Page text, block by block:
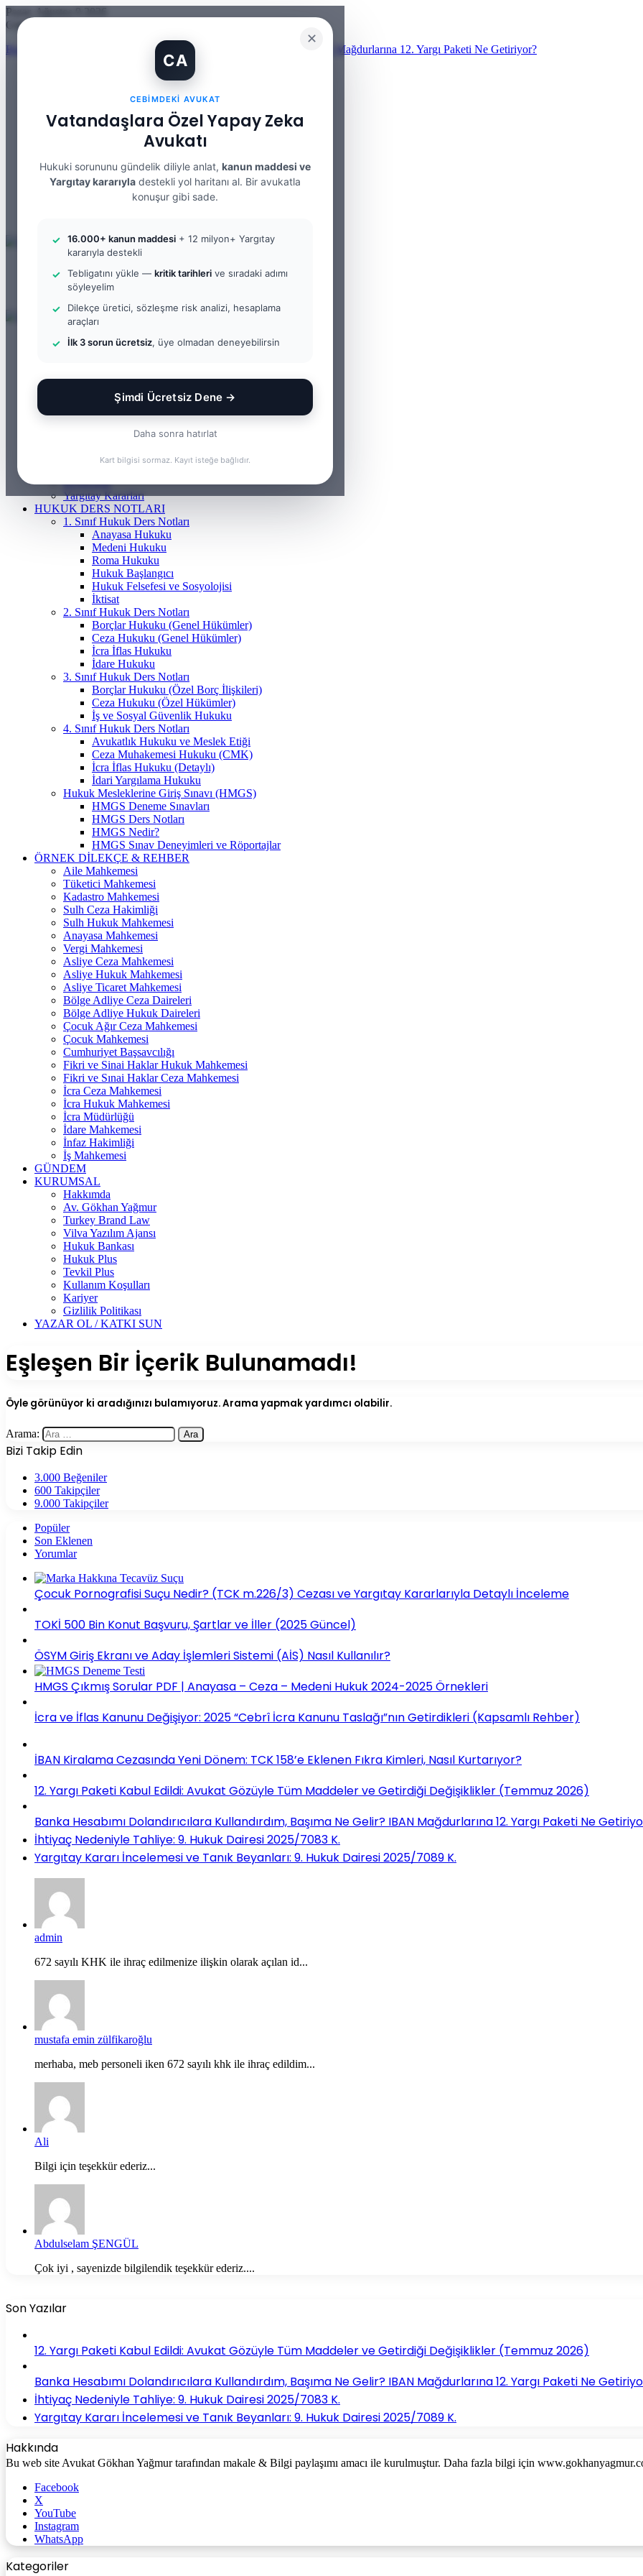
✕
CA
CEBIMDEKI AVUKAT
Vatandaşlara Özel Yapay Zeka
Avukatı
Hukuki sorununu gündelik diliyle anlat, kanun maddesi ve
Yargıtay kararıyla destekli yol haritanı al. Bir avukatla
konuşur gibi sade.
16.000+ kanun maddesi + 12 milyon+ Yargıtay
kararıyla destekli
Tebligatını yükle — kritik tarihleri ve sıradaki adımı
söyleyelim
Dilekçe üretici, sözleşme risk analizi, hesaplama
araçları
İlk 3 sorun ücretsiz, üye olmadan deneyebilirsin
Şimdi Ücretsiz Dene →
Daha sonra hatırlat
Kart bilgisi sormaz. Kayıt isteğe bağlıdır.
Pazar, Ağustos 9 2026
Güncel Makale
Banka Hesabımı Dolandırıcılara Kullandırdım, Başıma Ne Gelir? IBAN Mağdurlarına 12. Yargı Paketi Ne Getiriyor?
WhatsApp
Kayıt Ol
Rastgele Makale
Arama yap ...
Kayıt Ol
ANASAYFA
Ceza Hukuku
Gayrimenkul Hukuku
Medeni Hukuku
Tazminat Hukuku
Hap Bilgi
KOSGEB
Yargıtay Kararları
HUKUK DERS NOTLARI
1. Sınıf Hukuk Ders Notları
Anayasa Hukuku
Medeni Hukuku
Roma Hukuku
Hukuk Başlangıcı
Hukuk Felsefesi ve Sosyolojisi
İktisat
2. Sınıf Hukuk Ders Notları
Borçlar Hukuku (Genel Hükümler)
Ceza Hukuku (Genel Hükümler)
İcra İflas Hukuku
İdare Hukuku
3. Sınıf Hukuk Ders Notları
Borçlar Hukuku (Özel Borç İlişkileri)
Ceza Hukuku (Özel Hükümler)
İş ve Sosyal Güvenlik Hukuku
4. Sınıf Hukuk Ders Notları
Avukatlık Hukuku ve Meslek Etiği
Ceza Muhakemesi Hukuku (CMK)
İcra İflas Hukuku (Detaylı)
İdari Yargılama Hukuku
Hukuk Mesleklerine Giriş Sınavı (HMGS)
HMGS Deneme Sınavları
HMGS Ders Notları
HMGS Nedir?
HMGS Sınav Deneyimleri ve Röportajlar
ÖRNEK DILEKÇE & REHBER
Aile Mahkemesi
Tüketici Mahkemesi
Kadastro Mahkemesi
Sulh Ceza Hakimliği
Sulh Hukuk Mahkemesi
Anayasa Mahkemesi
Vergi Mahkemesi
Asliye Ceza Mahkemesi
Asliye Hukuk Mahkemesi
Asliye Ticaret Mahkemesi
Bölge Adliye Ceza Daireleri
Bölge Adliye Hukuk Daireleri
Çocuk Ağır Ceza Mahkemesi
Çocuk Mahkemesi
Cumhuriyet Başsavcılığı
Fikri ve Sinai Haklar Hukuk Mahkemesi
Fikri ve Sınai Haklar Ceza Mahkemesi
İcra Ceza Mahkemesi
İcra Hukuk Mahkemesi
İcra Müdürlüğü
İdare Mahkemesi
İnfaz Hakimliği
İş Mahkemesi
GÜNDEM
KURUMSAL
Hakkımda
Av. Gökhan Yağmur
Turkey Brand Law
Vilva Yazılım Ajansı
Hukuk Bankası
Hukuk Plus
Tevkil Plus
Kullanım Koşulları
Kariyer
Gizlilik Politikası
YAZAR OL / KATKI SUN
Eşleşen Bir İçerik Bulunamadı!
Öyle görünüyor ki aradığınızı bulamıyoruz. Arama yapmak yardımcı olabilir.
Arama:
Bizi Takip Edin
3.000 Beğeniler
600 Takipçiler
9.000 Takipçiler
Popüler
Son Eklenen
Yorumlar
Çocuk Pornografisi Suçu Nedir? (TCK m.226/3) Cezası ve Yargıtay Kararlarıyla Detaylı İnceleme
TOKİ 500 Bin Konut Başvuru, Şartlar ve İller (2025 Güncel)
ÖSYM Giriş Ekranı ve Aday İşlemleri Sistemi (AİS) Nasıl Kullanılır?
HMGS Çıkmış Sorular PDF | Anayasa – Ceza – Medeni Hukuk 2024-2025 Örnekleri
İcra ve İflas Kanunu Değişiyor: 2025 “Cebrî İcra Kanunu Taslağı”nın Getirdikleri (Kapsamlı Rehber)
İBAN Kiralama Cezasında Yeni Dönem: TCK 158’e Eklenen Fıkra Kimleri, Nasıl Kurtarıyor?
12. Yargı Paketi Kabul Edildi: Avukat Gözüyle Tüm Maddeler ve Getirdiği Değişiklikler (Temmuz 2026)
Banka Hesabımı Dolandırıcılara Kullandırdım, Başıma Ne Gelir? IBAN Mağdurlarına 12. Yargı Paketi Ne
İhtiyaç Nedeniyle Tahliye: 9. Hukuk Dairesi 2025/7083 K.
Yargıtay Kararı İncelemesi ve Tanık Beyanları: 9. Hukuk Dairesi 2025/7089 K.
admin
672 sayılı KHK ile ihraç edilmenize ilişkin olarak açılan id...
mustafa emin zülfikaroğlu
merhaba, meb personeli iken 672 sayılı khk ile ihraç edildim...
Ali
Bilgi için teşekkür ederiz...
Abdulselam ŞENGÜL
Çok iyi , sayenizde bilgilendik teşekkür ederiz....
Son Yazılar
12. Yargı Paketi Kabul Edildi: Avukat Gözüyle Tüm Maddeler ve Getirdiği Değişiklikler (Temmuz 2026)
Banka Hesabımı Dolandırıcılara Kullandırdım, Başıma Ne Gelir? IBAN Mağdurlarına 12. Yargı Paketi Ne
İhtiyaç Nedeniyle Tahliye: 9. Hukuk Dairesi 2025/7083 K.
Yargıtay Kararı İncelemesi ve Tanık Beyanları: 9. Hukuk Dairesi 2025/7089 K.
Hakkında
Bu web site Avukat Gökhan Yağmur tarafından makale & Bilgi paylaşımı amacı ile kurulmuştur. Daha fazla bilgi için
Facebook
X
YouTube
Instagram
WhatsApp
Kategoriler